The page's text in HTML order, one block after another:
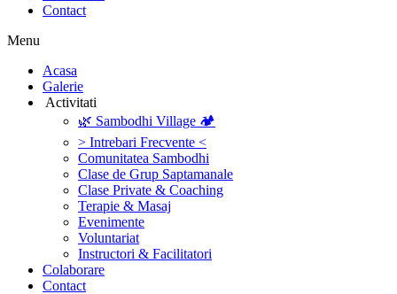
Contact
Menu
‎Acasa
Galerie
‎ ‎Activitati‎
🌿 Sambodhi Village 🏕️
> Intrebari Frecvente <
Comunitatea Sambodhi
Clase de Grup Saptamanale
Clase Private & Coaching
Terapie & Masaj
‎Evenimente
Voluntariat
‏‏‎Instructori & Facilitatori
Colaborare
Contact